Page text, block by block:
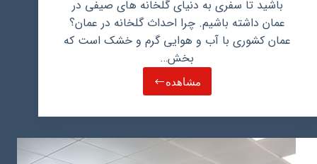
باشید تا سفری به دنیای گلخانه های صیفی در
عمان داشته باشیم. چرا احداث گلخانه در عمان؟
عمان کشوری با آب و هوایی گرم و خشک است که
بخش…
مشاهدهاحداث
و
صیفی